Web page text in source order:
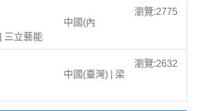
瀏覽:2775
中國(內
三立藝能
瀏覽:2632
中國(臺灣) | 梁